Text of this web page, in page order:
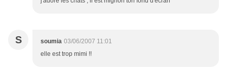
S soumia 03/06/2007 11:01
elle est trop mimi !!